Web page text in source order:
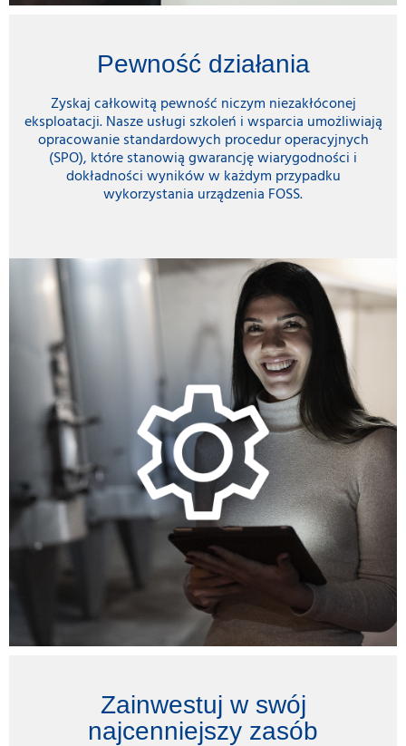
Pewność działania
Zyskaj całkowitą pewność niczym niezakłóconej
eksploatacji. Nasze usługi szkoleń i wsparcia umożliwiają
opracowanie standardowych procedur operacyjnych
(SPO), które stanowią gwarancję wiarygodności i
dokładności wyników w każdym przypadku
wykorzystania urządzenia FOSS.
Zainwestuj w swój
najcenniejszy zasób